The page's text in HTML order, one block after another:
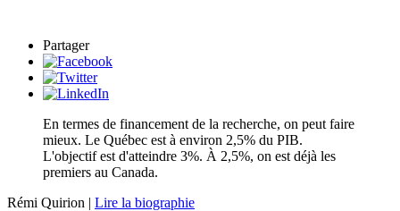
Partager
En termes de financement de la recherche, on peut faire
mieux. Le Québec est à environ 2,5% du PIB.
L'objectif est d'atteindre 3%. À 2,5%, on est déjà les
premiers au Canada.
Rémi Quirion | Lire la biographie